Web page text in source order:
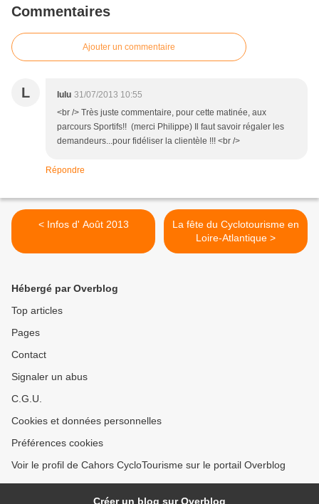
Commentaires
Ajouter un commentaire
L lulu 31/07/2013 10:55
<br /> Très juste commentaire, pour cette matinée, aux
parcours Sportifs!! (merci Philippe) Il faut savoir régaler les
demandeurs...pour fidéliser la clientèle !!! <br />
Répondre
< Infos d' Août 2013
La fête du Cyclotourisme en
Loire-Atlantique >
Hébergé par Overblog
Top articles
Pages
Contact
Signaler un abus
C.G.U.
Cookies et données personnelles
Préférences cookies
Voir le profil de Cahors CycloTourisme sur le portail Overblog
Créer un blog sur Overblog